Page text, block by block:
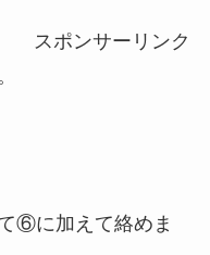
スポンサーリンク
⑥に加えて絡めま